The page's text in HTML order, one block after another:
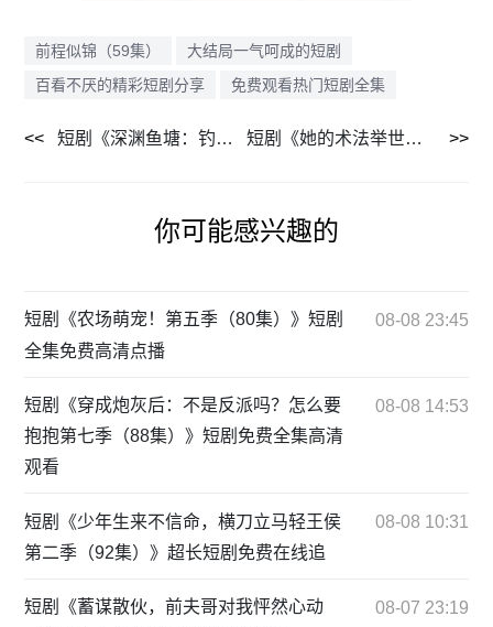
前程似锦（59集）
大结局一气呵成的短剧
百看不厌的精彩短剧分享
免费观看热门短剧全集
短剧《深渊鱼塘：钓客越多我越富（63集）》短剧完整版免费观看 短剧《她的术法举世无双（112集）》短剧全集高清流畅在线
你可能感兴趣的
短剧《农场萌宠！第五季（80集）》短剧
全集免费高清点播
08-08 23:45
短剧《穿成炮灰后：不是反派吗？怎么要
抱抱第七季（88集）》短剧免费全集高清
观看
08-08 14:53
短剧《少年生来不信命，横刀立马轻王侯
第二季（92集）》超长短剧免费在线追
08-08 10:31
短剧《蓄谋散伙，前夫哥对我怦然心动
08-07 23:19